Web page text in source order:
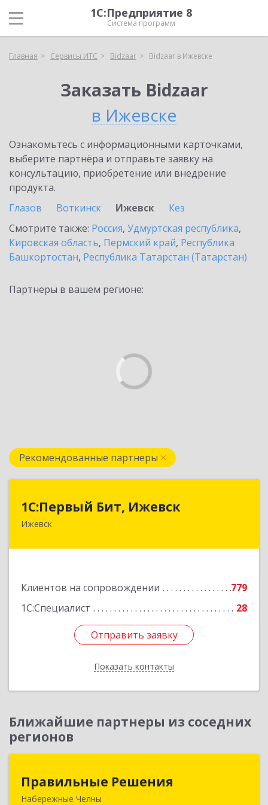
1С:Предприятие 8
Система программ
Главная Сервисы ИТС Bidzaar Bidzaar в Ижевске
Заказать Bidzaar
в Ижевске
Ознакомьтесь с информационными карточками,
выберите партнёра и отправьте заявку на
консультацию, приобретение или внедрение
продукта.
Глазов
Воткинск Ижевск
Кез
Смотрите также: Россия, Удмуртская республика,
Кировская область, Пермский край, Республика
Башкортостан, Республика Татарстан (Татарстан)
Партнеры в вашем регионе:
Рекомендованные партнеры
1С:Первый Бит, Ижевск
Ижевск
Клиентов на сопровождении
779
1С:Специалист
28
Отправить заявку
Показать контакты
1С:Первый Бит, Ижевск
Отправить заявку
Назад
Ближайшие партнеры из соседних
регионов
Правильные Решения
Набережные Челны
423832, Татарстан Респ, Набережные Челны г,